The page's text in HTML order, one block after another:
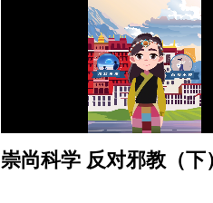
崇尚科学 反对邪教（下